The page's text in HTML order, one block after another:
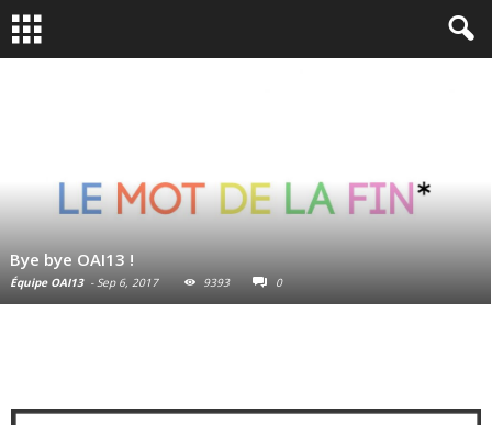
Bye bye OAI13 !
Équipe OAI13 - Sep 6, 2017 9393 0